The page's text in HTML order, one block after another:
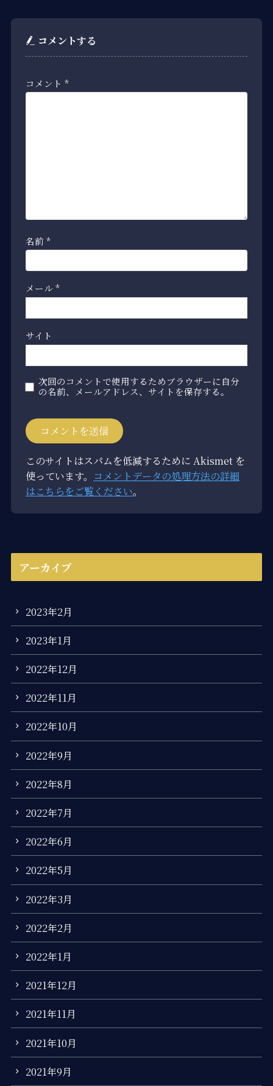
コメントする
コメント*
名前*
メール*
サイト
次回のコメントで使用するためブラウザーに自分
の名前、メールアドレス、サイトを保存する。
このサイトはスパムを低減するために Akismet を
使っています。 コメントデータの処理方法の詳細
はこちらをご覧ください。
アーカイブ
2023年2月
2023年1月
2022年12月
2022年11月
2022年10月
2022年9月
2022年8月
2022年7月
2022年6月
2022年5月
2022年3月
2022年2月
2022年1月
2021年12月
2021年11月
2021年10月
2021年9月